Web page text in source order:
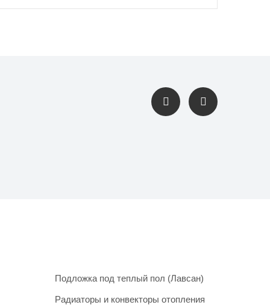
Подложка под теплый пол (Лавсан)
Радиаторы и конвекторы отопления